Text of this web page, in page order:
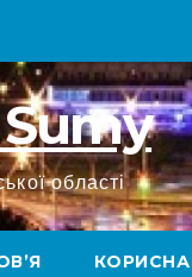
області
КОРИСНА